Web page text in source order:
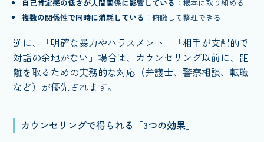
自己肯定感の低さが人間関係に影響している ：根本に取り組める
複数の関係性で同時に消耗している ：俯瞰して整理できる
逆に、「明確な暴力やハラスメント」「相手が支配的で
対話の余地がない」場合は、カウンセリング以前に、距
離を取るための実務的な対応（弁護士、警察相談、転職
など）が優先されます。
カウンセリングで得られる「3つの効果」